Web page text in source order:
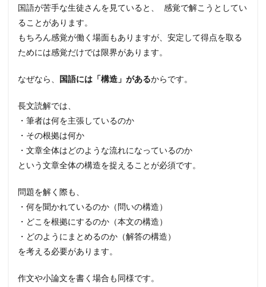
国語が苦手な生徒さんを見ていると、 感覚で解こうとしてい
ることがあります。
もちろん感覚が働く場面もありますが、安定して得点を取る
ためには感覚だけでは限界があります。
なぜなら、 国語には「構造」があるからです。
長文読解では、
・筆者は何を主張しているのか
・その根拠は何か
・文章全体はどのような流れになっているのか
という文章全体の構造を捉えることが必須です。
問題を解く際も、
・何を聞かれているのか（問いの構造）
・どこを根拠にするのか（本文の構造）
・どのようにまとめるのか（解答の構造）
を考える必要があります。
作文や小論文を書く場合も同様です。